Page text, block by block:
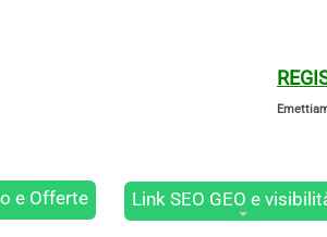
e Offerte Link SEO GEO e